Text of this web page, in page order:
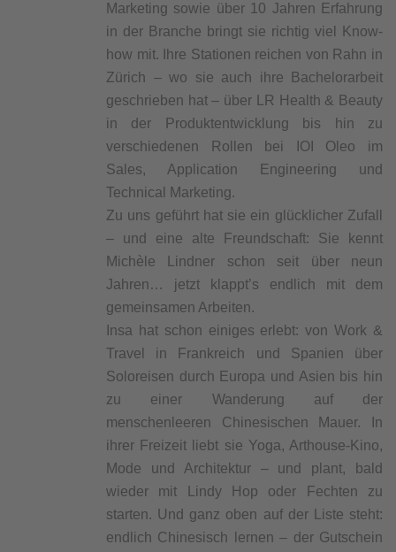
Marketing sowie über 10 Jahren Erfahrung
in der Branche bringt sie richtig viel Know-
how mit. Ihre Stationen reichen von Rahn in
Zürich – wo sie auch ihre Bachelorarbeit
geschrieben hat – über LR Health & Beauty
in der Produktentwicklung bis hin zu
verschiedenen Rollen bei IOI Oleo im
Sales, Application Engineering und
Technical Marketing.
Zu uns geführt hat sie ein glücklicher Zufall
– und eine alte Freundschaft: Sie kennt
Michèle Lindner schon seit über neun
Jahren… jetzt klappt’s endlich mit dem
gemeinsamen Arbeiten.
Insa hat schon einiges erlebt: von Work &
Travel in Frankreich und Spanien über
Soloreisen durch Europa und Asien bis hin
zu einer Wanderung auf der
menschenleeren Chinesischen Mauer. In
ihrer Freizeit liebt sie Yoga, Arthouse-Kino,
Mode und Architektur – und plant, bald
wieder mit Lindy Hop oder Fechten zu
starten. Und ganz oben auf der Liste steht:
endlich Chinesisch lernen – der Gutschein